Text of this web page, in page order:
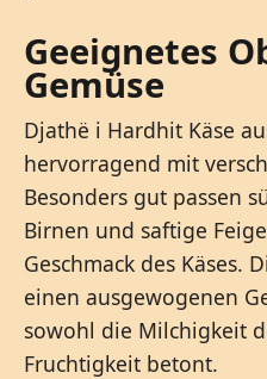
Geeignetes
Gemüse
Djathë i Hardhit Käse
hervorragend mit
Besonders gut passen
Birnen und saftige
Geschmack des Käses.
einen ausgewogenen
sowohl die Milchigkeit
Fruchtigkeit betont.